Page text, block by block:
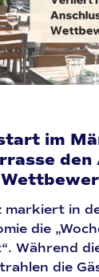
im
den
markiert in
die
Während
die